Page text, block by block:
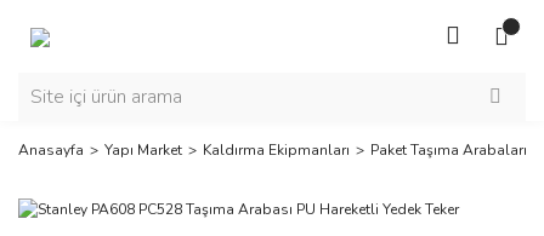
Anasayfa Yapı Market Kaldırma Ekipmanları Paket Taşıma Arabaları